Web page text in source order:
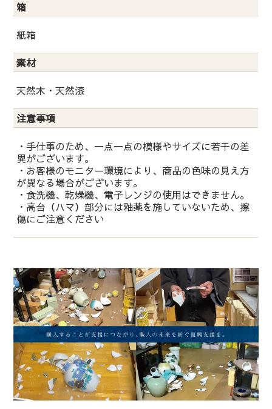
箱
紙箱
素材
天然木・天然漆
注意事項
・手仕事のため、一点一点の模様やサイズに若干の差
異がございます。
・お客様のモニター環境により、商品の色味の見え方
が異なる場合がございます。
・食洗機、乾燥機、電子レンジの使用はできません。
・高台（ハマ）部分には釉薬を施していないため、擦
傷にご注意ください